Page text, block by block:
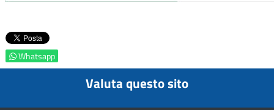
Whatsapp
Valuta questo sito